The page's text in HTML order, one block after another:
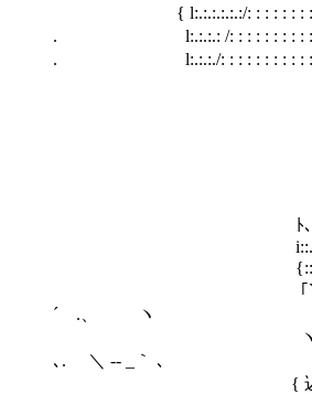
{ l:.:.:.:.:.:/: : : : : : : : : : :
. l:.:.:.: /: : : : : : : : : : : : :
. l:.:.:./: : : : : : : : : : : : : :
/
/ヽ::ヽ
ﾄ､!::.::.:i::.},
i::.|::.::.::ﾚ
{::.ﾉ｀
｢`Y j//////
´ .、 ヽ
ヽ { {///
､. ＼ ‐- _｀ ､
{ 込__｣￣